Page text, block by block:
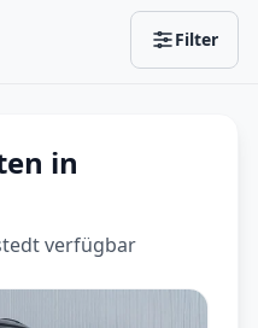
Filter
in
verfügbar